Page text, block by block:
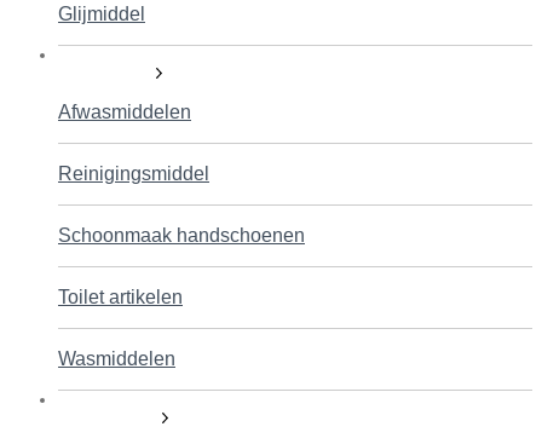
Glijmiddel
Afwasmiddelen
Reinigingsmiddel
Schoonmaak handschoenen
Toilet artikelen
Wasmiddelen